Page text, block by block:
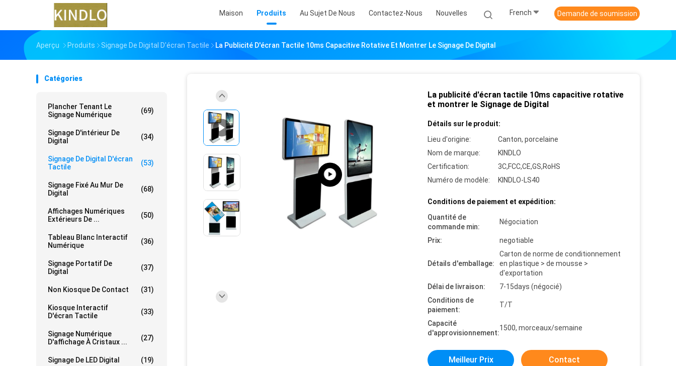
Maison Produits Au Sujet De Nous Contactez-Nous Nouvelles French Demande de soumission
Aperçu Produits Signage De Digital D'écran Tactile La Publicité D'écran Tactile 10ms Capacitive Rotative Et Montrer Le Signage De Digital
Catégories
Plancher Tenant Le
Signage Numérique
(69)
Signage D'intérieur De
Digital
(34)
Signage De Digital D'écran
Tactile
(53)
Signage Fixé Au Mur De
Digital
(68)
Affichages Numériques
Extérieurs De ...
(50)
Tableau Blanc Interactif
Numérique
(36)
Signage Portatif De
Digital
(37)
Non Kiosque De Contact (31)
Kiosque Interactif
D'écran Tactile
(33)
Signage Numérique
D'affichage À Cristaux ...
(27)
Signage De LED Digital (19)
La publicité d'écran tactile 10ms capacitive rotative
et montrer le Signage de Digital
Détails sur le produit:
Lieu d'origine:
Canton, porcelaine
Nom de marque:
KINDLO
Certification:
3C,FCC,CE,GS,RoHS
Numéro de modèle:
KINDLO-LS40
Conditions de paiement et expédition:
Quantité de
commande min:
Négociation
Prix: negotiable
Détails d'emballage:
Carton de norme de conditionnement
en plastique > de mousse >
d'exportation
Délai de livraison:
7-15days (négocié)
Conditions de
paiement:
T/T
Capacité
d'approvisionnement:
1500, morceaux/semaine
Meilleur Prix Contact